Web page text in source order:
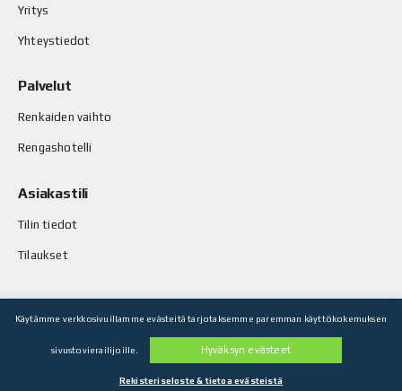
Yritys
Yhteystiedot
Palvelut
Renkaiden vaihto
Rengashotelli
Asiakastili
Tilin tiedot
Tilaukset
© Stop-Rust Oy. Kaikki oikeudet pidätetään.
Käytämme verkkosivuillamme evästeitä tarjotaksemme paremman käyttökokemuksen
sivustovierailijoille. Hyväksyn evästeet
Rekisteriseloste & tietoa evästeistä